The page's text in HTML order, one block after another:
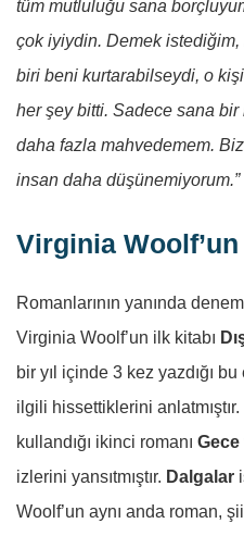
tüm mutluluğu sana
çok iyiydin. Demek istediğim,
biri beni kurtarabilseydi, o
her şey bitti. Sadece sana bir
daha fazla mahvedemem.
insan daha düşünemiyorum.”
Virginia
Romanlarının yanında
Virginia Woolf’un ilk kitabı
bir yıl içinde 3 kez yazdığı
ilgili hissettiklerini anlatmıştır.
kullandığı ikinci romanı
izlerini yansıtmıştır. Dalgalar
Woolf’un aynı anda roman,